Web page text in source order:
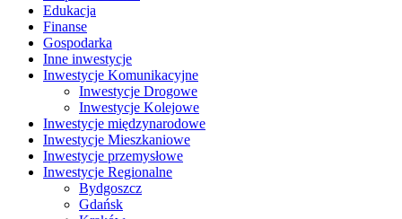
Edukacja
Finanse
Gospodarka
Inne inwestycje
Inwestycje Komunikacyjne
Inwestycje Drogowe
Inwestycje Kolejowe
Inwestycje międzynarodowe
Inwestycje Mieszkaniowe
Inwestycje przemysłowe
Inwestycje Regionalne
Bydgoszcz
Gdańsk